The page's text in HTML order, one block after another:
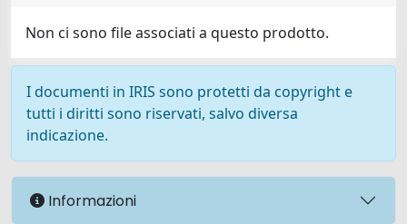
Non ci sono file associati a questo prodotto.
I documenti in IRIS sono protetti da copyright e
tutti i diritti sono riservati, salvo diversa
indicazione.
Informazioni